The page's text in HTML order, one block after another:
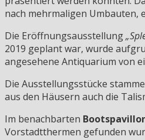
nach mehrmaligen Umbauten,
Die Eröffnungsausstellung
2019 geplant war, wurde
angesehene Antiquarium von
Die Ausstellungsstücke
aus den Häusern auch die
Im benachbarten
Vorstadtthermen gefunden